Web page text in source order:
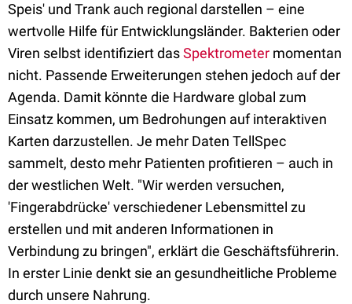
Speis' und Trank auch regional darstellen – eine
wertvolle Hilfe für Entwicklungsländer. Bakterien oder
Viren selbst identifiziert dasSpektrometer momentan
nicht. Passende Erweiterungen stehen jedoch auf der
Agenda. Damit könnte die Hardware global zum
Einsatz kommen, um Bedrohungen auf interaktiven
Karten darzustellen. Je mehr Daten TellSpec
sammelt, desto mehr Patienten profitieren – auch in
der westlichen Welt. "Wir werden versuchen,
'Fingerabdrücke' verschiedener Lebensmittel zu
erstellen und mit anderen Informationen in
Verbindung zu bringen", erklärt die Geschäftsführerin.
In erster Linie denkt sie an gesundheitliche Probleme
durch unsere Nahrung.